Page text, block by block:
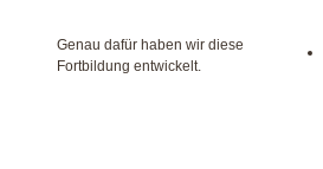
Genau dafür haben wir diese
Fortbildung entwickelt.